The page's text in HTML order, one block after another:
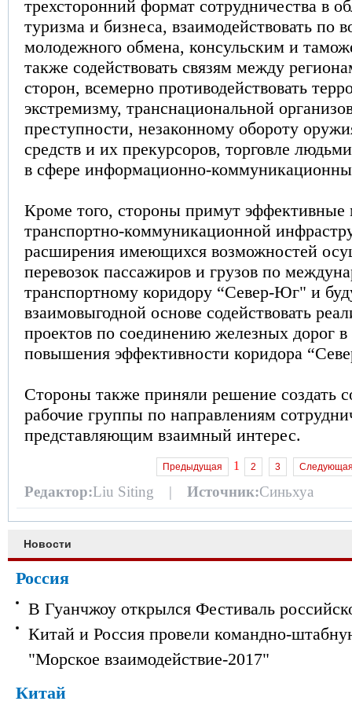
трехсторонний формат сотрудничества в
туризма и бизнеса, взаимодействовать по
молодежного обмена, консульским и
также содействовать связям между
сторон, всемерно противодействовать
экстремизму, транснациональной
преступности, незаконному обороту
средств и их прекурсоров, торговле
в сфере информационно-
Кроме того, стороны примут
транспортно-коммуникационной
расширения имеющихся возможностей
перевозок пассажиров и грузов по
транспортному коридору “Север-Юг" и
взаимовыгодной основе содействовать
проектов по соединению железных дорог в
повышения эффективности коридора
Стороны также приняли решение создать
рабочие группы по направлениям
представляющим взаимный интерес.
Предыдущая 1 2 3
Редактор:Liu Siting | Источник:Синьхуа
Новости
Россия
В Гуанчжоу открылся Фестиваль
Китай и Россия провели командно-
"Морское взаимодействие-2017"
Китай